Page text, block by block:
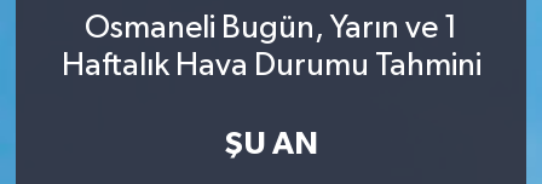
Osmaneli Bugün, Yarın ve 1
Haftalık Hava Durumu Tahmini
ŞU AN
SAĞLIK
Süper Lig Puan Durumu ve Fikstür
Son Dakika Haberleri